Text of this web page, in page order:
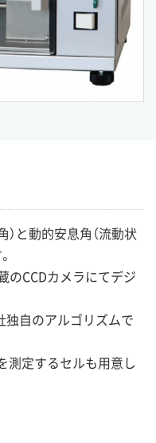
と動的安息角（流動状
のCCDカメラにてデジ
独自のアルゴリズムで
測定するセルも用意し